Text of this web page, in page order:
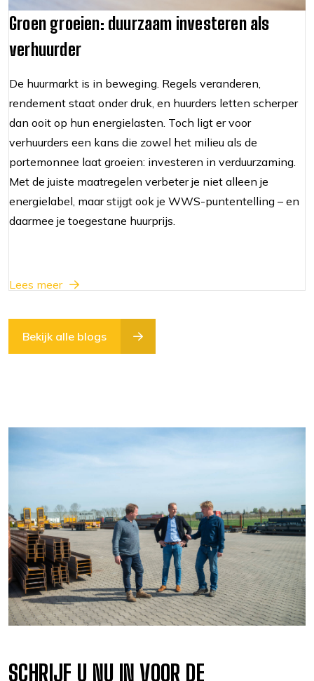
Groen groeien: duurzaam investeren als
verhuurder
De huurmarkt is in beweging. Regels veranderen,
rendement staat onder druk, en huurders letten scherper
dan ooit op hun energielasten. Toch ligt er voor
verhuurders een kans die zowel het milieu als de
portemonnee laat groeien: investeren in verduurzaming.
Met de juiste maatregelen verbeter je niet alleen je
energielabel, maar stijgt ook je WWS-puntentelling – en
daarmee je toegestane huurprijs.
Lees meer
Bekijk alle blogs
SCHRIJF U NU IN VOOR DE